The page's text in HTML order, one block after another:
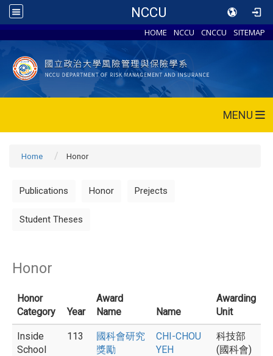
NCCU
HOME NCCU CNCCU SITEMAP
MENU
Home Honor
Publications Honor Prejects
Student Theses
Honor
Honor
Category
Year
Award
Name
Name
Awarding
Unit
Inside
School
113
國科會研究
獎勵
CHI-CHOU
YEH
科技部
(國科會)